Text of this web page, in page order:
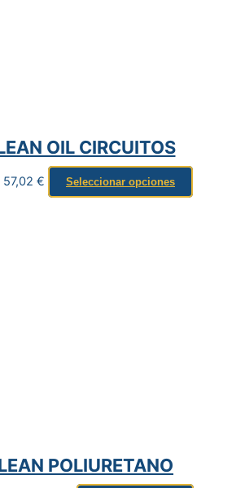
OIL CIRCUITOS
57,02 € Seleccionar opciones
POLIURETANO